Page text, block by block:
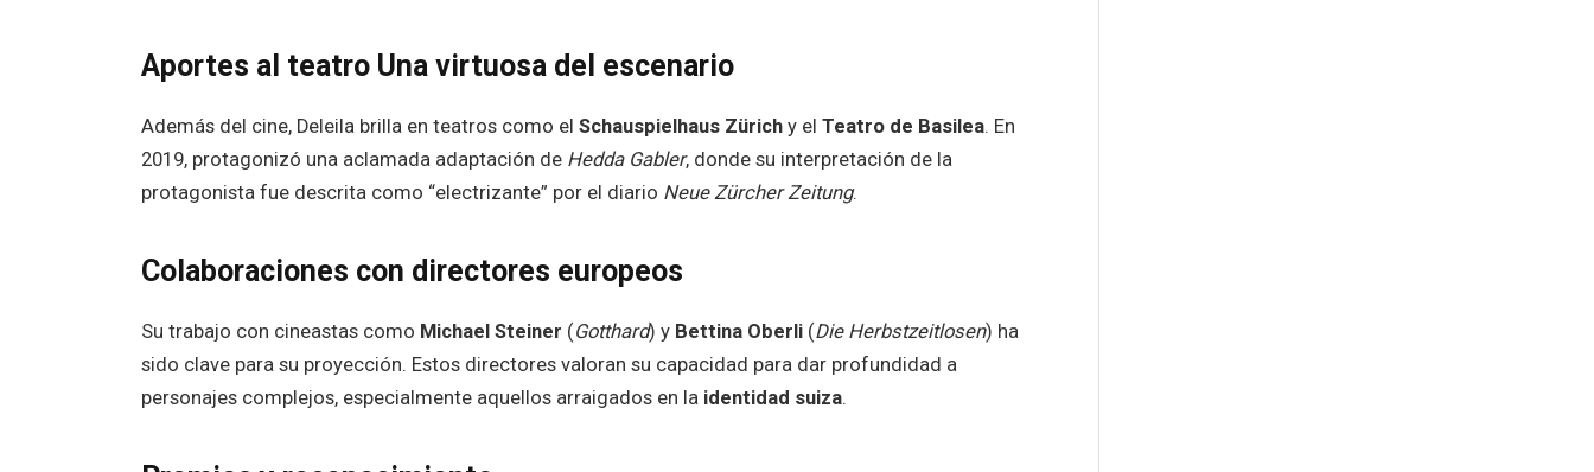
Aportes al teatro Una virtuosa del escenario
Además del cine, Deleila brilla en teatros como el Schauspielhaus Zürichy el Teatro de Basilea. En
2019, protagonizó una aclamada adaptación de Hedda Gabler, donde su interpretación de la
protagonista fue descrita como “electrizante” por el diario Neue Zürcher Zeitung.
Colaboraciones con directores europeos
Su trabajo con cineastas como Michael Steiner (Gotthard) y Bettina Oberli(Die Herbstzeitlosen) ha
sido clave para su proyección. Estos directores valoran su capacidad para dar profundidad a
personajes complejos, especialmente aquellos arraigados en la identidad suiza.